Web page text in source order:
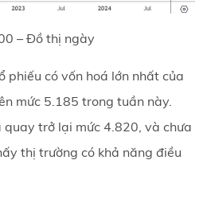
– Đồ thị ngày
phiếu có vốn hoá lớn nhất của
mức 5.185 trong tuần này.
quay trở lại mức 4.820, và chưa
thị trường có khả năng điều